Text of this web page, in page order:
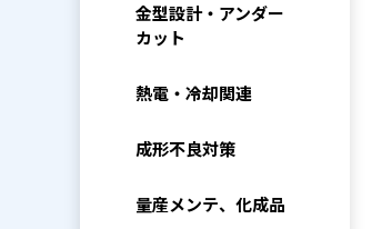
金型設計・アンダー
カット
熱電・冷却関連
成形不良対策
量産メンテ、化成品